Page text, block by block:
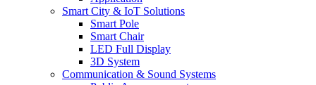
Smart City & IoT Solutions
Smart Pole
Smart Chair
LED Full Display
3D System
Communication & Sound Systems